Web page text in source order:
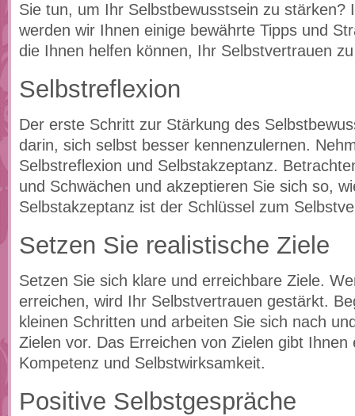
Sie tun, um Ihr Selbstbewusstsein zu stärken?
werden wir Ihnen einige bewährte Tipps und
die Ihnen helfen können, Ihr Selbstvertrauen
Selbstreflexion
Der erste Schritt zur Stärkung des
darin, sich selbst besser kennenzulernen.
Selbstreflexion und Selbstakzeptanz.
und Schwächen und akzeptieren Sie sich so,
Selbstakzeptanz ist der Schlüssel zum
Setzen Sie realistische Ziele
Setzen Sie sich klare und erreichbare Ziele.
erreichen, wird Ihr Selbstvertrauen gestärkt.
kleinen Schritten und arbeiten Sie sich nach
Zielen vor. Das Erreichen von Zielen gibt Ihnen
Kompetenz und Selbstwirksamkeit.
Positive Selbstgespräche